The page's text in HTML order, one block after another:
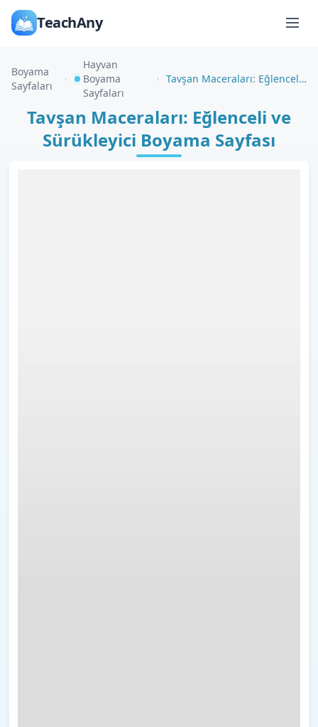
TeachAny
Boyama
Sayfaları
Hayvan
Boyama
Sayfaları
Tavşan Maceraları: Eğlenceli ve Sürükleyici Boyama Sayfası
Tavşan Maceraları: Eğlenceli ve
Sürükleyici Boyama Sayfası